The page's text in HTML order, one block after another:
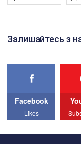
Якщо ти хочеш
best video,
We appeal to your
All you have to do is
Эмоционально
Залишайтесь з
Facebook
Likes